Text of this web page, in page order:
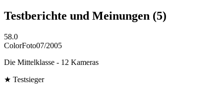
Testberichte und Meinungen (5)
58.0
ColorFoto07/2005
Die Mittelklasse - 12 Kameras
★ Testsieger